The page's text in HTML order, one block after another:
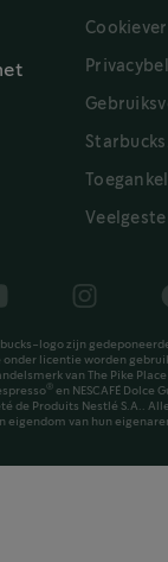
logo zijn
licentie worden
van The Pike
® en NESCAFÉ Dolce
de Produits Nestlé S.A..
eigendom van hun